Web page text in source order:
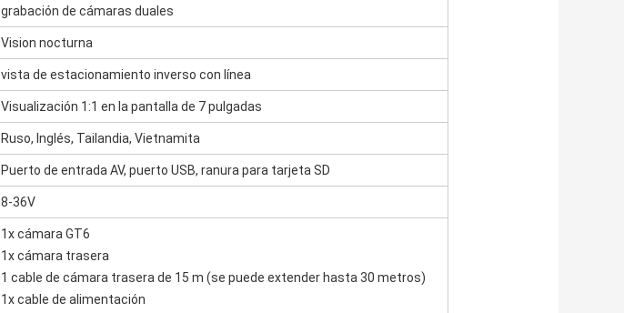
grabación de cámaras duales
Vision nocturna
vista de estacionamiento inverso con línea
Visualización 1:1 en la pantalla de 7 pulgadas
Ruso, Inglés, Tailandia, Vietnamita
Puerto de entrada AV, puerto USB, ranura para tarjeta SD
8-36V
1x cámara GT6
1x cámara trasera
1 cable de cámara trasera de 15 m (se puede extender hasta 30 metros)
1x cable de alimentación